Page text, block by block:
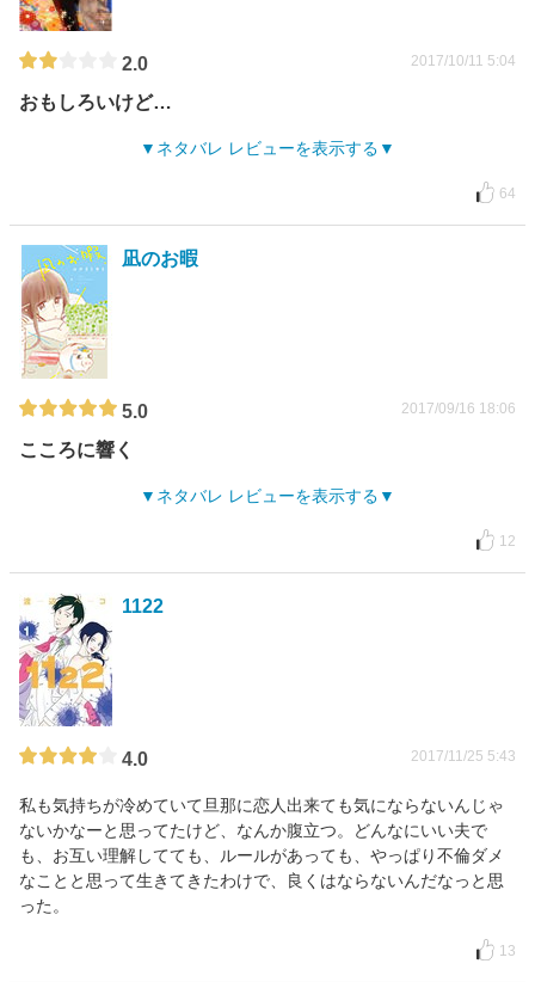
2.0 2017/10/11 5:04
おもしろいけど…
ネタバレ レビューを表示する
64
凪のお暇
5.0 2017/09/16 18:06
こころに響く
ネタバレ レビューを表示する
12
1122
4.0 2017/11/25 5:43
私も気持ちが冷めていて旦那に恋人出来ても気にならないんじゃ
ないかなーと思ってたけど、なんか腹立つ。どんなにいい夫で
も、お互い理解してても、ルールがあっても、やっぱり不倫ダメ
なことと思って生きてきたわけで、良くはならないんだなっと思
った。
13